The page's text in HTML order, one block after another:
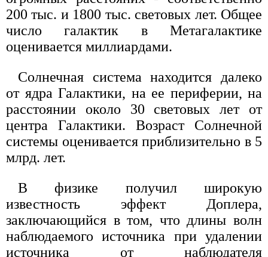
200 тыс. и 1800 тыс. световых лет. Общее
число галактик в Метагалактике
оценивается миллиардами.
Солнечная система находится далеко
от ядра Галактики, на ее периферии, на
расстоянии около 30 световых лет от
центра Галактики. Возраст Солнечной
системы оценивается приблизительно в 5
млрд. лет.
В физике получил широкую
известность эффект Доплера,
заключающийся в том, что длины волн
наблюдаемого источника при удалении
источника от наблюдателя